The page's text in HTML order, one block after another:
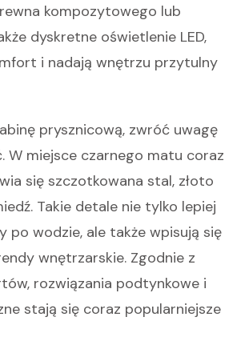
kompozytowego lub
dyskretne oświetlenie LED,
i nadają wnętrzu przytulny
prysznicową, zwróć uwagę
W miejsce czarnego matu coraz
się szczotkowana stal, złoto
Takie detale nie tylko lepiej
po wodzie, ale także wpisują się
wnętrzarskie. Zgodnie z
rozwiązania podtynkowe i
stają się coraz popularniejsze